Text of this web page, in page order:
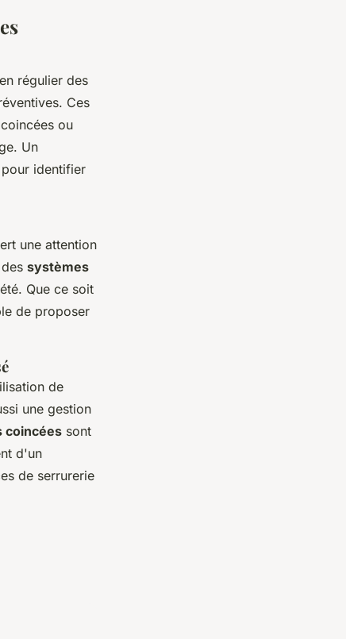
régulier des
Ces
ou
Un
identifier
une attention
systèmes
Que ce soit
de proposer
de
une gestion
coincées sont
d'un
de serrurerie